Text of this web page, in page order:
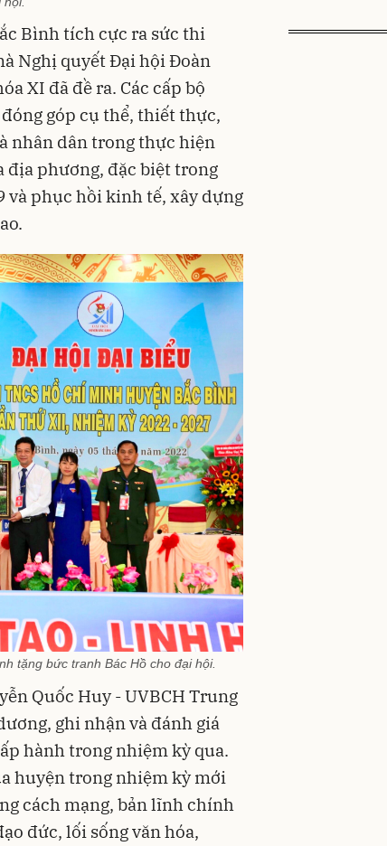
Bình tích cực ra sức thi
Nghị quyết Đại hội Đoàn
XI đã đề ra. Các cấp bộ
góp cụ thể, thiết thực,
nhân dân trong thực hiện
phương, đặc biệt trong
và phục hồi kinh tế, xây dựng
tặng bức tranh Bác Hồ cho đại hội.
Quốc Huy - UVBCH Trung
ghi nhận và đánh giá
hành trong nhiệm kỳ qua.
huyện trong nhiệm kỳ mới
cách mạng, bản lĩnh chính
đức, lối sống văn hóa,